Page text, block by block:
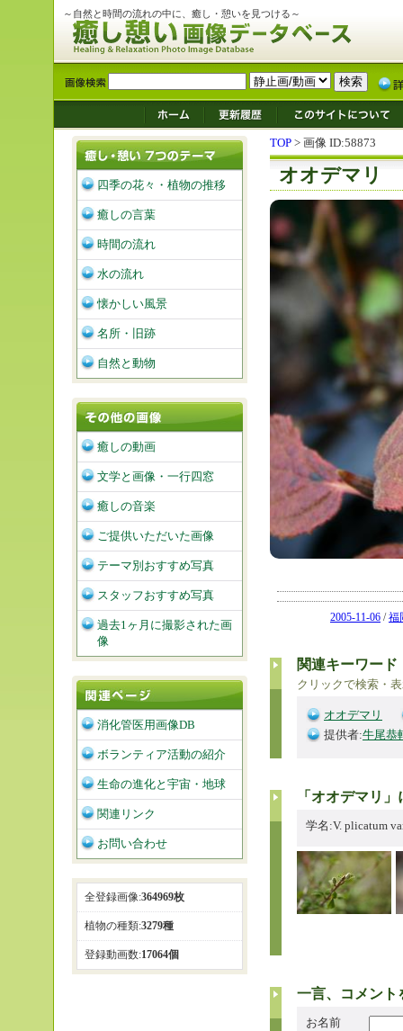
～自然と時間の流れの中に、癒し・憩いを見つける～
TOP > 画像 ID:58873
オオデマリ
2005-11-06 /福
関連キーワード
クリックで検索・
オオデマリ
提供者:牛尾恭
「オオデマリ
学名:V. plicatum
一言、コメント
お名前
四季の花々・植物の推移
癒しの言葉
時間の流れ
水の流れ
懐かしい風景
名所・旧跡
自然と動物
癒しの動画
文学と画像・一行四窓
癒しの音楽
ご提供いただいた画像
テーマ別おすすめ写真
スタッフおすすめ写真
過去1ヶ月に撮影された画
像
消化管医用画像DB
ボランティア活動の紹介
生命の進化と宇宙・地球
関連リンク
お問い合わせ
全登録画像:364969枚
植物の種類:3279種
登録動画数:17064個